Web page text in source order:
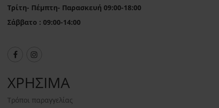
Τρίτη- Πέμπτη- Παρασκευή 09:00-18:00
Σάββατο : 09:00-14:00
ΧΡΗΣΙΜΑ
Τρόποι παραγγελίας